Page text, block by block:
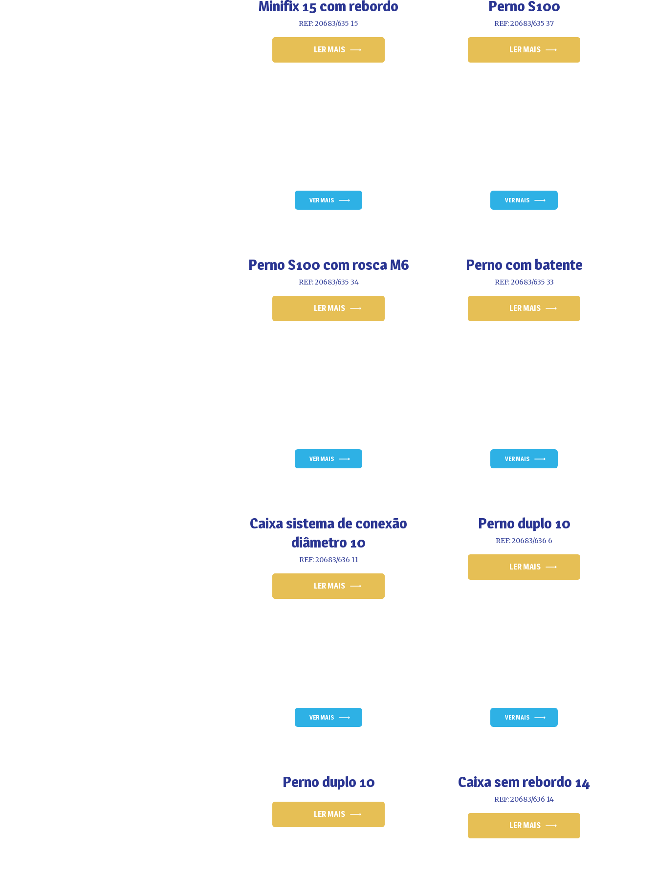
Minifix 15 com rebordo
REF: 20683/635 15
LER MAIS
VER MAIS
Perno S100
REF: 20683/635 37
LER MAIS
VER MAIS
Perno S100 com rosca M6
REF: 20683/635 34
LER MAIS
VER MAIS
Perno com batente
REF: 20683/635 33
LER MAIS
VER MAIS
Caixa sistema de conexão
diâmetro 10
REF: 20683/636 11
LER MAIS
VER MAIS
Perno duplo 10
REF: 20683/636 6
LER MAIS
VER MAIS
Perno duplo 10
LER MAIS
Caixa sem rebordo 14
REF: 20683/636 14
LER MAIS